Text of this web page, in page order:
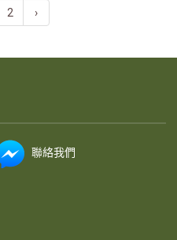
2 ›
聯絡我們